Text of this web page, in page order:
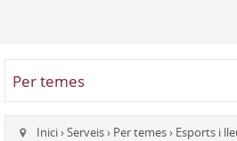
Per temes
Inici›Serveis› Per temes› Esports i